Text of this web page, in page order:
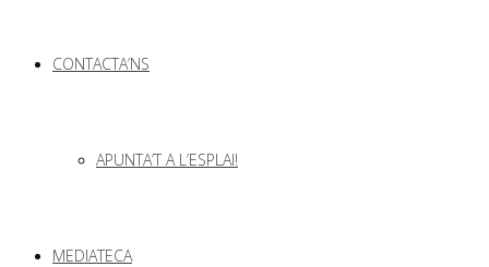
CONTACTA’NS
APUNTA’T A L’ESPLAI!
MEDIATECA